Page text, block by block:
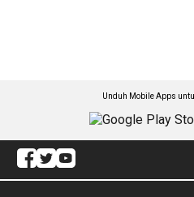
Unduh Mobile Apps